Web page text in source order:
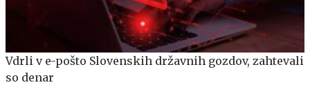
Vdrli v e-pošto Slovenskih državnih gozdov, zahtevali
so denar